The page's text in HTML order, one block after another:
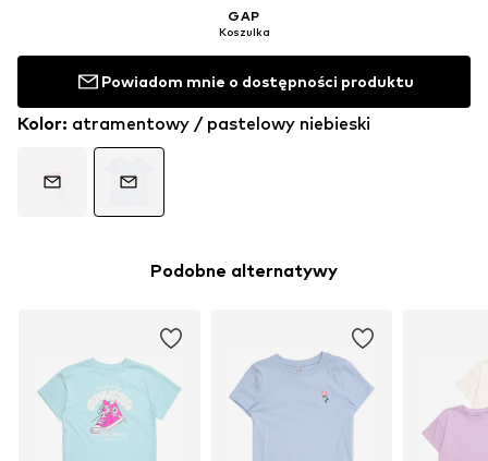
GAP
Koszulka
Powiadom mnie o dostępności produktu
Kolor: atramentowy / pastelowy niebieski
Podobne alternatywy